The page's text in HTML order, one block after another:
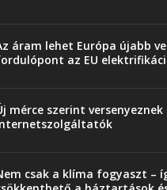
áram lehet Európa újabb
az EU
mérce szerint versenyeznek
csak a klíma fogyaszt –